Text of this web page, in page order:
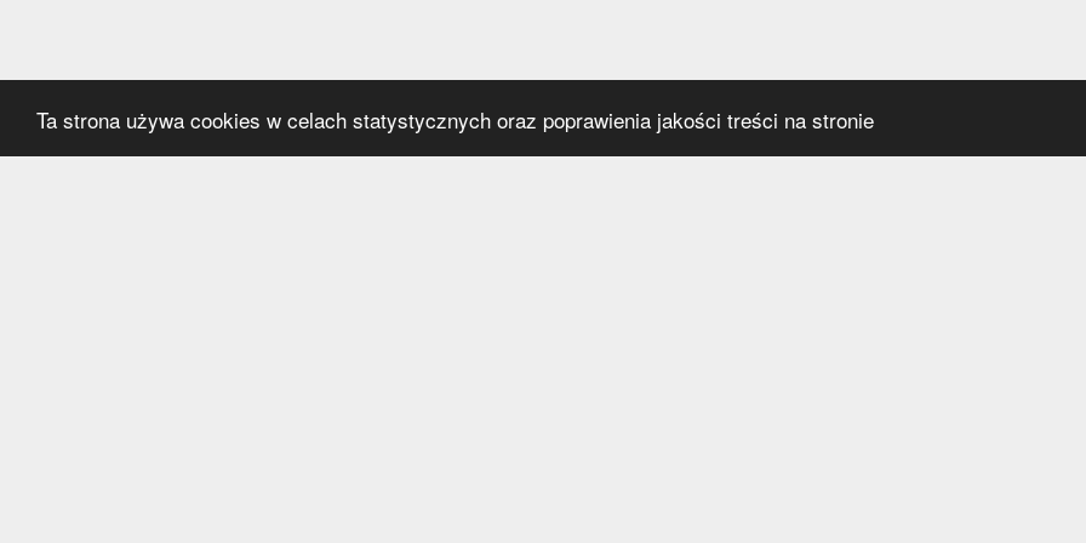
Ta strona używa cookies w celach statystycznych oraz poprawienia jakości treści na stronie